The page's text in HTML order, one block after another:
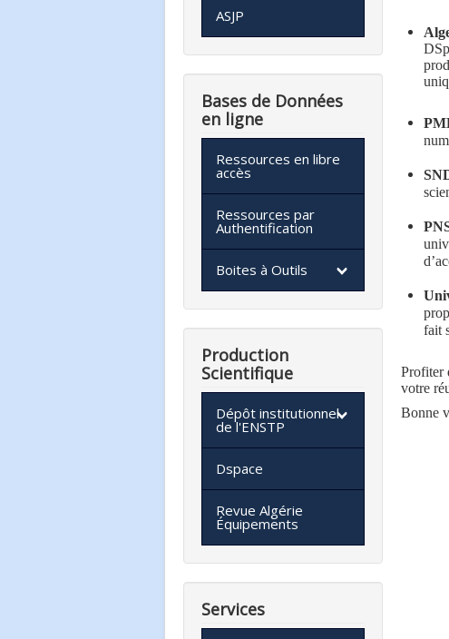
ASJP
Bases de Données
en ligne
Ressources en libre
accès
Ressources par
Authentification
Boites à Outils
Production
Scientifique
Dépôt institutionnel
de l'ENSTP
Dspace
Revue Algérie
Équipements
Services
fait
Profiter
votre
Bonne